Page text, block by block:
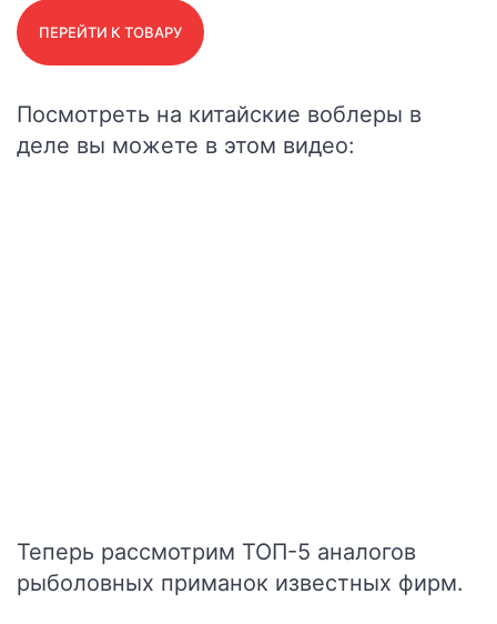
ПЕРЕЙТИ К ТОВАРУ
Посмотреть на китайские воблеры в
деле вы можете в этом видео:
Теперь рассмотрим ТОП-5 аналогов
рыболовных приманок известных фирм.